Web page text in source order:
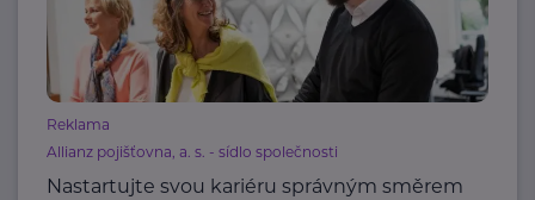
Reklama
Allianz pojišťovna, a. s. - sídlo společnosti
Nastartujte svou kariéru správným směrem